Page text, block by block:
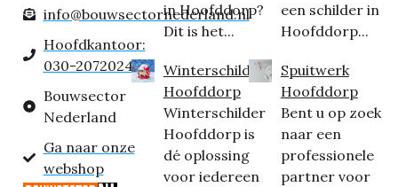
info@bouwsectornederland.nl
Hoofdkantoor:
030-2072024
Bouwsector
Nederland
Ga naar onze
webshop
in Hoofddorp?
Dit is het...
Winterschilder
Hoofddorp
Winterschilder
Hoofddorp is
dé oplossing
voor iedereen
een schilder in
Hoofddorp...
Spuitwerk
Hoofddorp
Bent u op zoek
naar een
professionele
partner voor